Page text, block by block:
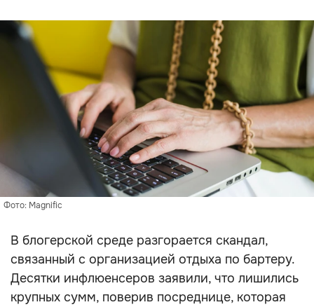
Фото: Magnific
В блогерской среде разгорается скандал,
связанный с организацией отдыха по бартеру.
Десятки инфлюенсеров заявили, что лишились
крупных сумм, поверив посреднице, которая